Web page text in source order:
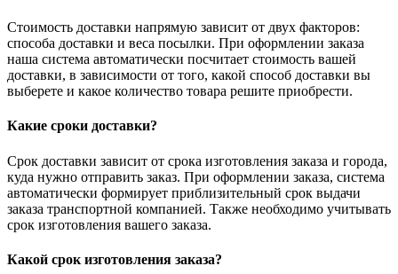
Стоимость доставки напрямую зависит от двух факторов:
способа доставки и веса посылки. При оформлении заказа
наша система автоматически посчитает стоимость вашей
доставки, в зависимости от того, какой способ доставки вы
выберете и какое количество товара решите приобрести.
Какие сроки доставки?
Срок доставки зависит от срока изготовления заказа и города,
куда нужно отправить заказ. При оформлении заказа, система
автоматически формирует приблизительный срок выдачи
заказа транспортной компанией. Также необходимо учитывать
срок изготовления вашего заказа.
Какой срок изготовления заказа?